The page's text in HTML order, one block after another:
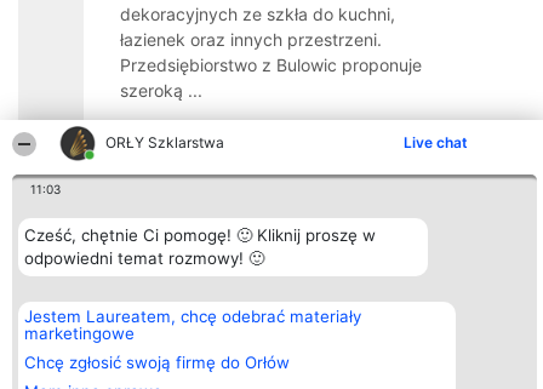
ORŁY Szklarstwa Live chat
11:03
Cześć, chętnie Ci pomogę! 🙂 Kliknij proszę w
odpowiedni temat rozmowy! 🙂
Jestem Laureatem, chcę odebrać materiały
marketingowe
Chcę zgłosić swoją firmę do Orłów
dekoracyjnych ze szkła do kuchni,
łazienek oraz innych przestrzeni.
Przedsiębiorstwo z Bulowic proponuje
szeroką ...
9.6
Organizator plebiscytu
Bright Side Solutions sp. z o.
o. sp. k.
ul. Ruska 22
KRS 0000749100 | Regon
381313360 | NIP 8943132676
+48 508 492 400
Plebiscyt
Laureaci
Lista
wszystkich
Zasady
Prywatności
Kontakt
Kontakt